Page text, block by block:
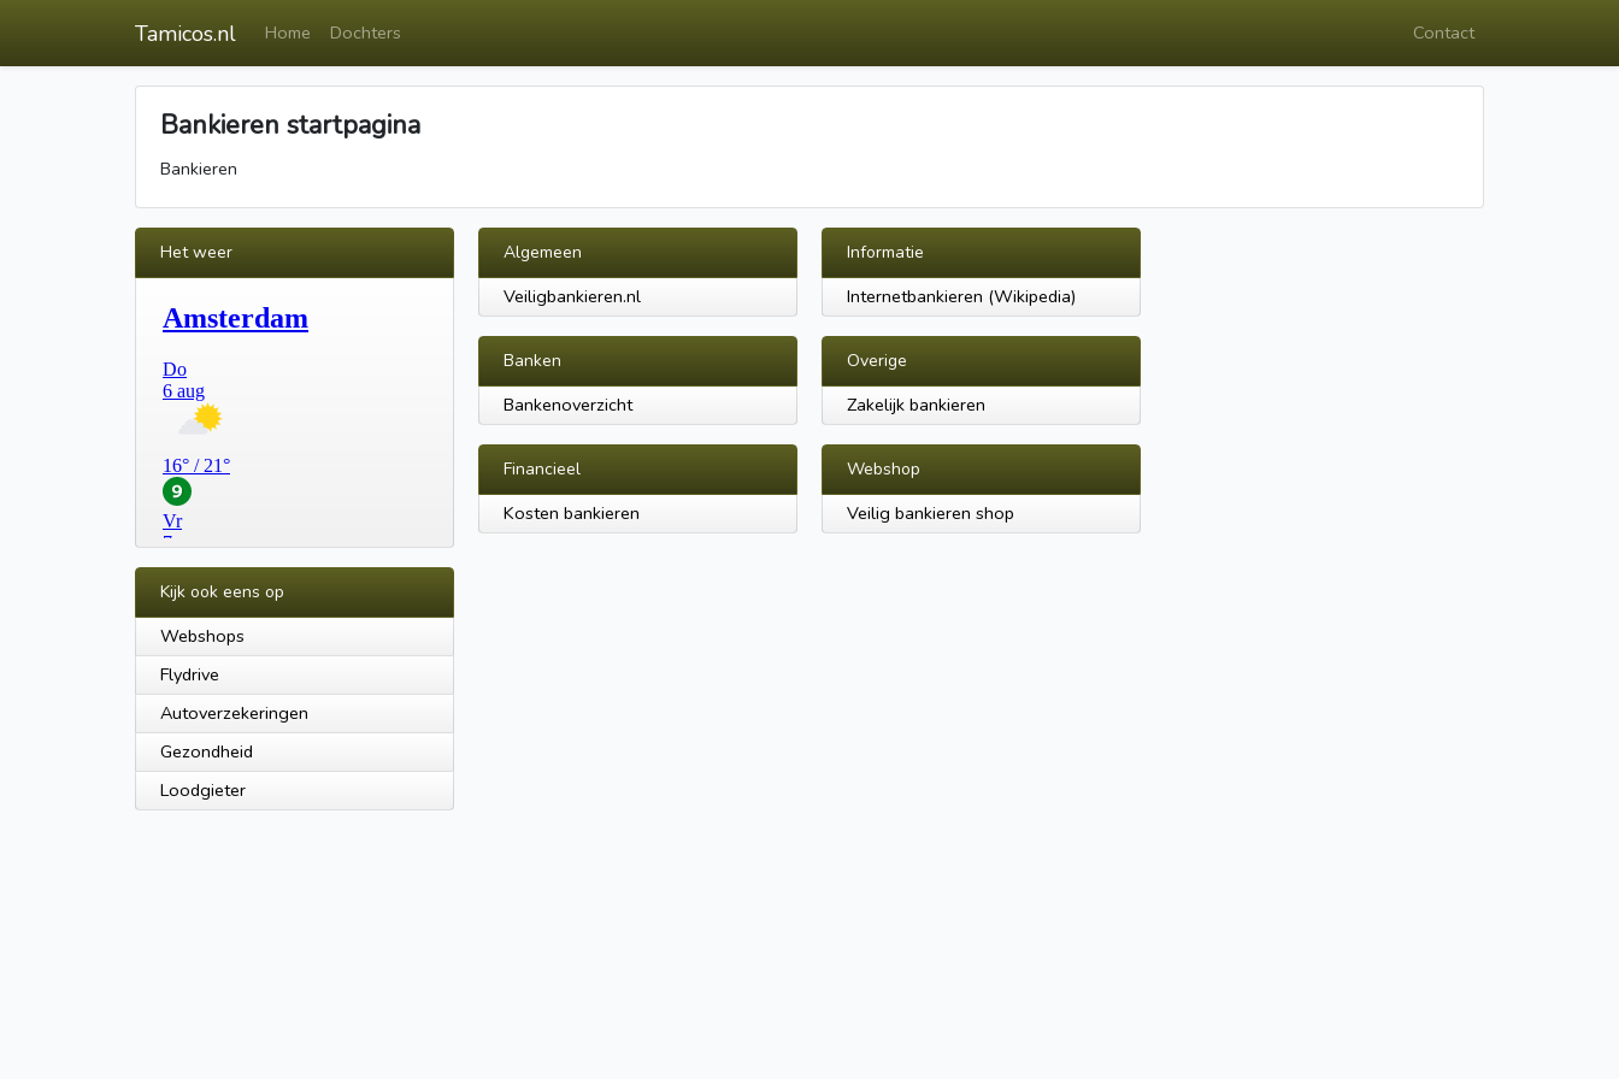
Tamicos.nl Home Dochters Contact
Bankieren startpagina
Bankieren
Het weer
Kijk ook eens op
Webshops
Flydrive
Autoverzekeringen
Gezondheid
Loodgieter
Algemeen
Veiligbankieren.nl
Banken
Bankenoverzicht
Financieel
Kosten bankieren
Informatie
Internetbankieren (Wikipedia)
Overige
Zakelijk bankieren
Webshop
Veilig bankieren shop